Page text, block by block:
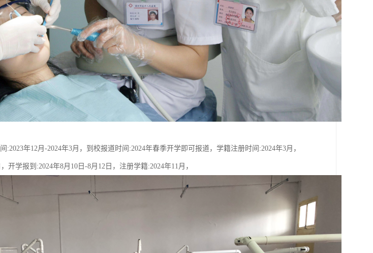
年12月-2024年3月，到校报道时间:2024年春季开学即可报道，学籍注册时间:2024年3月，
开学报到:2024年8月10日-8月12日，注册学籍:2024年11月，